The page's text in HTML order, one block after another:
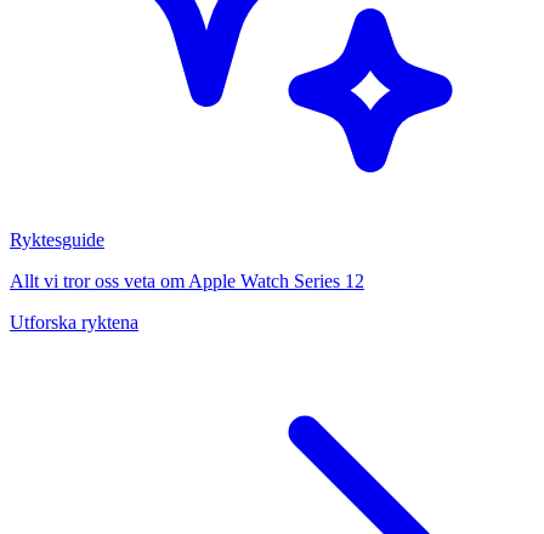
Ryktesguide
Allt vi tror oss veta om Apple Watch Series 12
Utforska ryktena